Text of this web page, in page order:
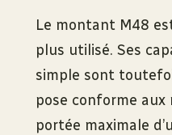
Le montant M48
plus utilisé. Ses
simple sont
pose conforme aux
portée maximale